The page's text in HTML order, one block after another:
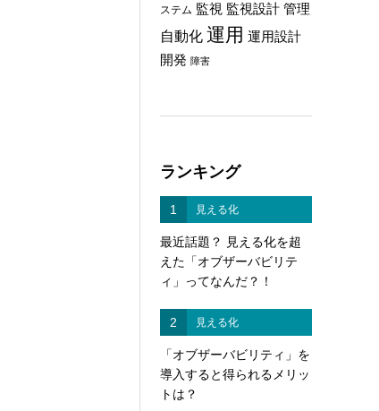
ステム 監視 監視設計 管理
自動化 運用 運用設計
開発 障害
ランキング
1 見える化
最近話題？ 見える化を超
えた「オブザーバビリテ
ィ」ってなんだ？！
2 見える化
「オブザーバビリティ」を
導入すると得られるメリッ
トは？